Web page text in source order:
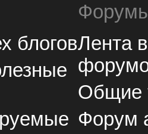
блоговЛента
Общие
Форум